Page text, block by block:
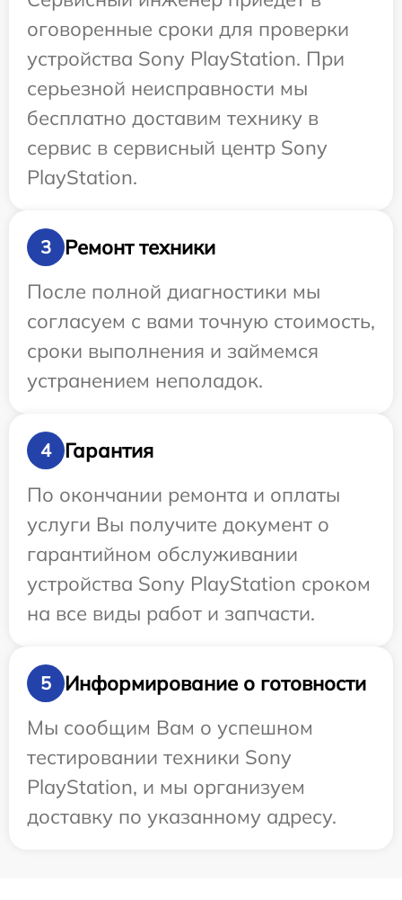
оговоренные сроки для проверки
устройства Sony PlayStation. При
серьезной неисправности мы
бесплатно доставим технику в
сервис в сервисный центр Sony
PlayStation.
3
Ремонт техники
После полной диагностики мы
согласуем с вами точную стоимость,
сроки выполнения и займемся
устранением неполадок.
4
Гарантия
По окончании ремонта и оплаты
услуги Вы получите документ о
гарантийном обслуживании
устройства Sony PlayStation сроком
на все виды работ и запчасти.
5
Информирование о готовности
Мы сообщим Вам о успешном
тестировании техники Sony
PlayStation, и мы организуем
доставку по указанному адресу.